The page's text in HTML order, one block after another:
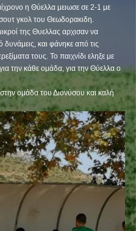
η Θύελλα μειωσε σε 2-1 με
γκολ του Θεωδορακιδη.
της Θυελλας αρχισαν να
δυνάμεις, και φάνηκε από τις
τους. Το παιχνίδι εληξε με
την κάθε ομάδα, για την Θύελλα ο
ομάδα του Διονύσου και καλή